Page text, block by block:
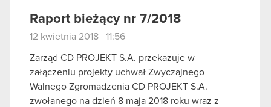
Raport bieżący nr 7/2018
12 kwietnia 2018 11:56
Zarząd CD PROJEKT S.A. przekazuje w
załączeniu projekty uchwał Zwyczajnego
Walnego Zgromadzenia CD PROJEKT S.A.
zwołanego na dzień 8 maja 2018 roku wraz z